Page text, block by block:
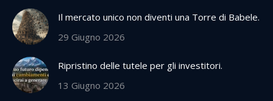
Il mercato unico non diventi una Torre di Babele.
29 Giugno 2026
Ripristino delle tutele per gli investitori.
13 Giugno 2026